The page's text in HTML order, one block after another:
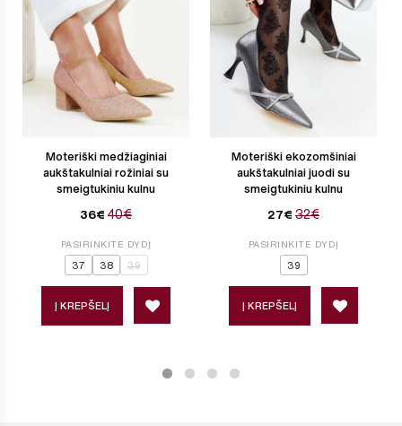
Moteriški medžiaginiai
aukštakulniai rožiniai su
smeigtukiniu kulnu
36€ 40€
PASIRINKITE DYDĮ
37 38 39
Į KREPŠELĮ
Moteriški ekozomšiniai
aukštakulniai juodi su
smeigtukiniu kulnu
27€ 32€
PASIRINKITE DYDĮ
39
Į KREPŠELĮ